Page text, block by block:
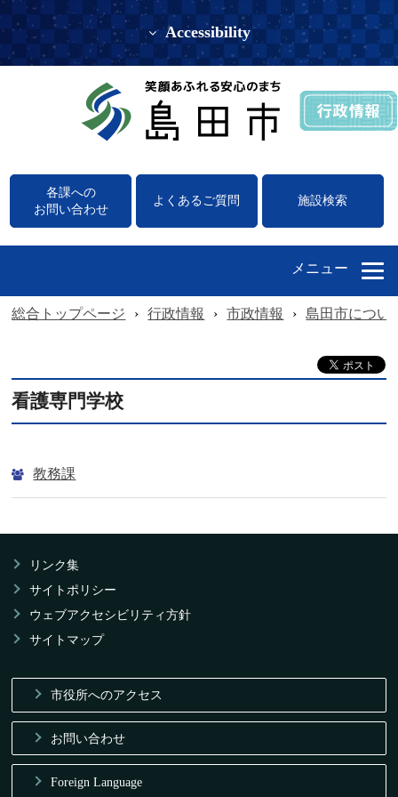
Accessibility
各課への
お問い合わせ
よくあるご質問 施設検索
メニュー
総合トップページ › 行政情報 › 市政情報 › 島田市につい
看護専門学校
教務課
リンク集
サイトポリシー
ウェブアクセシビリティ方針
サイトマップ
市役所へのアクセス
お問い合わせ
Foreign Language